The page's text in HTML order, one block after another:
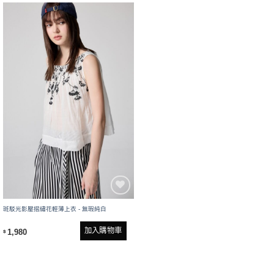
斑駁光影壓摺繡花輕薄上衣 - 無瑕純白
$ 1,980 加入購物車